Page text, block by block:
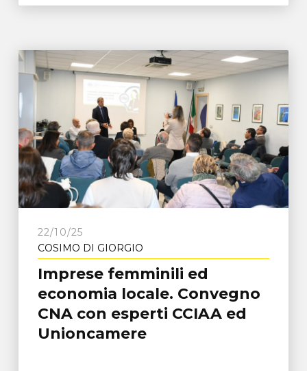
22/10/25
COSIMO DI GIORGIO
Imprese femminili ed
economia locale. Convegno
CNA con esperti CCIAA ed
Unioncamere